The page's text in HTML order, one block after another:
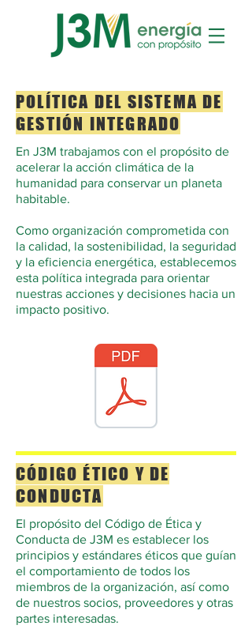
POLÍTICA DEL SISTEMA DE
GESTIÓN INTEGRADO
En J3M trabajamos con el propósito de
acelerar la acción climática de la
humanidad para conservar un planeta
habitable.
Como organización comprometida con
la calidad, la sostenibilidad, la seguridad
y la eficiencia energética, establecemos
esta política integrada para orientar
nuestras acciones y decisiones hacia un
impacto positivo.
CÓDIGO ÉTICO Y DE
CONDUCTA
El propósito del Código de Ética y
Conducta de J3M es establecer los
principios y estándares éticos que guían
el comportamiento de todos los
miembros de la organización, así como
de nuestros socios, proveedores y otras
partes interesadas.